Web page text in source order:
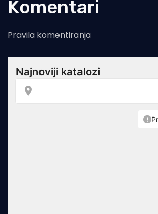
Komentari
Pravila komentiranja